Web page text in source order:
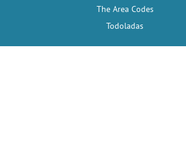
The Area Codes
Todoladas